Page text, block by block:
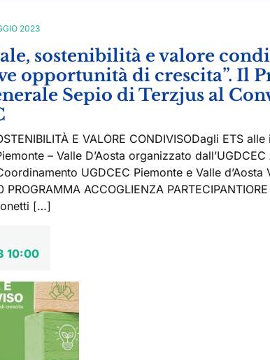
2023
sostenibilità e valore
opportunità di crescita”. Il
Sepio di Terzjus al
E VALORE CONDIVISODagli ETS
– Valle D’Aosta organizzato
UGDCEC Piemonte e Valle
ACCOGLIENZA
[…]
10:00